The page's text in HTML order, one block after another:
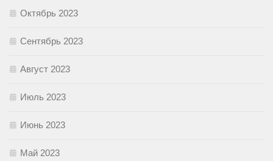
Октябрь 2023
Сентябрь 2023
Август 2023
Июль 2023
Июнь 2023
Май 2023